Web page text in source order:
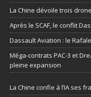
La Chine dévoile trois
Après le SCAF, le conflit
Dassault Aviation : le
Méga-contrats PAC-3 et
pleine expansion
La Chine confie à l’IA ses